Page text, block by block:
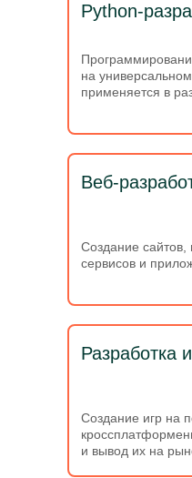
Python-
на
применяется в
Веб-
Создание сайтов,
сервисов и
Разработка
Создание игр на
и вывод их на